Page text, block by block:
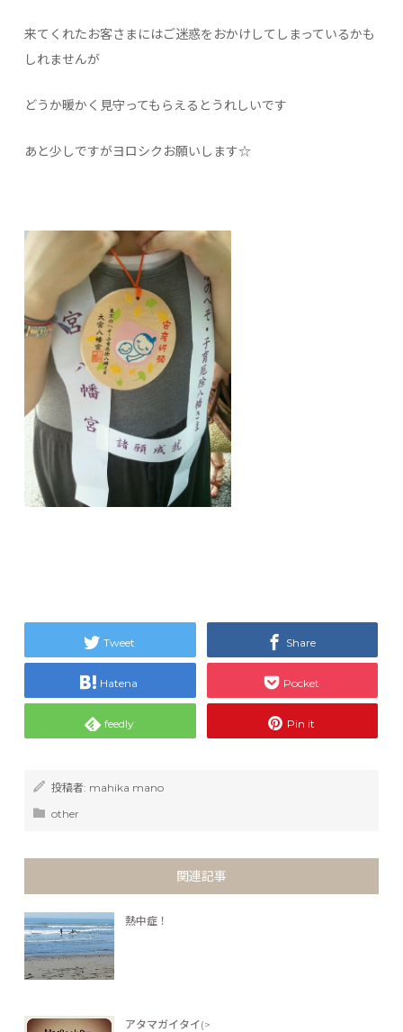
来てくれたお客さまにはご迷惑をおかけしてしまっているかも
しれませんが
どうか暖かく見守ってもらえるとうれしいです
あと少しですがヨロシクお願いします☆
Tweet Share
Hatena Pocket
feedly Pin it
投稿者: mahika mano
other
関連記事
熱中症！
アタマガイタイ(>